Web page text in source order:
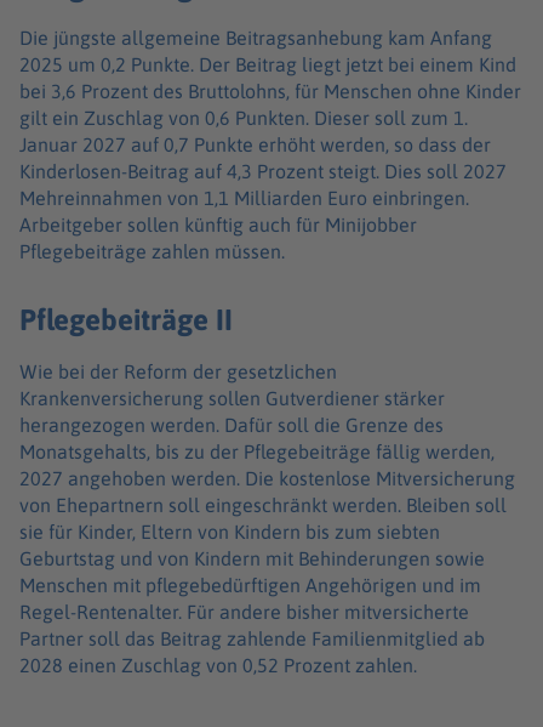
Die jüngste allgemeine Beitragsanhebung kam Anfang
2025 um 0,2 Punkte. Der Beitrag liegt jetzt bei einem Kind
bei 3,6 Prozent des Bruttolohns, für Menschen ohne Kinder
gilt ein Zuschlag von 0,6 Punkten. Dieser soll zum 1.
Januar 2027 auf 0,7 Punkte erhöht werden, so dass der
Kinderlosen-Beitrag auf 4,3 Prozent steigt. Dies soll 2027
Mehreinnahmen von 1,1 Milliarden Euro einbringen.
Arbeitgeber sollen künftig auch für Minijobber
Pflegebeiträge zahlen müssen.
Pflegebeiträge II
Wie bei der Reform der gesetzlichen
Krankenversicherung sollen Gutverdiener stärker
herangezogen werden. Dafür soll die Grenze des
Monatsgehalts, bis zu der Pflegebeiträge fällig werden,
2027 angehoben werden. Die kostenlose Mitversicherung
von Ehepartnern soll eingeschränkt werden. Bleiben soll
sie für Kinder, Eltern von Kindern bis zum siebten
Geburtstag und von Kindern mit Behinderungen sowie
Menschen mit pflegebedürftigen Angehörigen und im
Regel-Rentenalter. Für andere bisher mitversicherte
Partner soll das Beitrag zahlende Familienmitglied ab
2028 einen Zuschlag von 0,52 Prozent zahlen.